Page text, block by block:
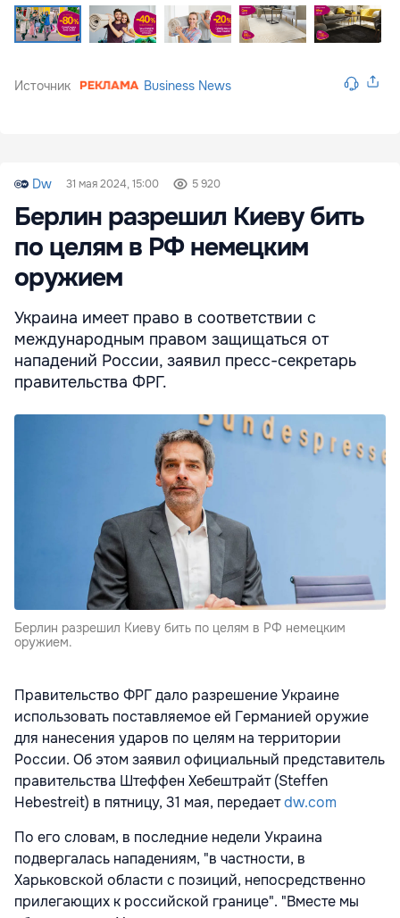
Источник Business News
Dw 31 мая 2024, 15:00 5 920
Берлин разрешил Киеву бить
по целям в РФ немецким
оружием
Украина имеет право в соответствии с
международным правом защищаться от
нападений России, заявил пресс-секретарь
правительства ФРГ.
Берлин разрешил Киеву бить по целям в РФ немецким
оружием.
Правительство ФРГ дало разрешение Украине
использовать поставляемое ей Германией оружие
для нанесения ударов по целям на территории
России. Об этом заявил официальный представитель
правительства Штеффен Хебештрайт (Steffen
Hebestreit) в пятницу, 31 мая, передаетdw.com
По его словам, в последние недели Украина
подвергалась нападениям, "в частности, в
Харьковской области с позиций, непосредственно
прилегающих к российской границе". "Вместе мы